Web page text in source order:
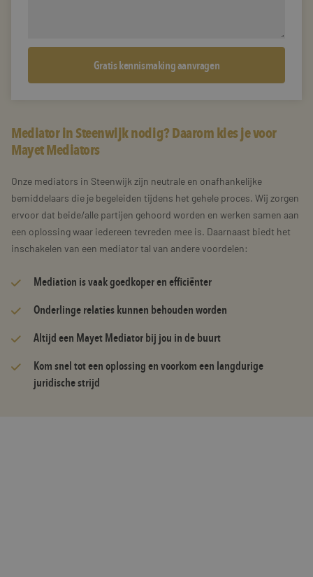
Mediator in Steenwijk nodig? Daarom kies je voor
Mayet Mediators
Onze mediators in Steenwijk zijn neutrale en onafhankelijke
bemiddelaars die je begeleiden tijdens het gehele proces. Wij zorgen
ervoor dat beide/alle partijen gehoord worden en werken samen aan
een oplossing waar iedereen tevreden mee is. Daarnaast biedt het
inschakelen van een mediator tal van andere voordelen:
Mediation is vaak goedkoper en efficiënter
Onderlinge relaties kunnen behouden worden
Altijd een Mayet Mediator bij jou in de buurt
Kom snel tot een oplossing en voorkom een langdurige
juridische strijd